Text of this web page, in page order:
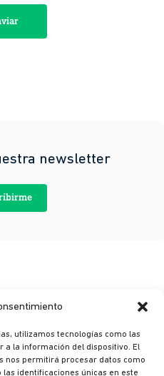
utilizamos tecnologías como las
a la información del dispositivo. El
nos permitirá procesar datos como
identificaciones únicas en este
newsletter
2026